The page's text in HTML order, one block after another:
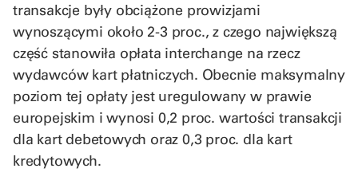
transakcje były obciążone prowizjami
wynoszącymi około 2-3 proc., z czego największą
część stanowiła opłata interchange na rzecz
wydawców kart płatniczych. Obecnie maksymalny
poziom tej opłaty jest uregulowany w prawie
europejskim i wynosi 0,2 proc. wartości transakcji
dla kart debetowych oraz 0,3 proc. dla kart
kredytowych.